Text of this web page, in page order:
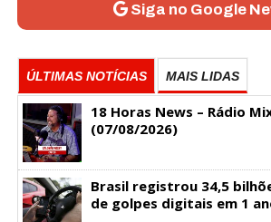
Siga no Google
ÚLTIMAS NOTÍCIAS MAIS LIDAS
18 Horas News​​​​​​​​​​​​ – Rádio
(07/08/2026)
Brasil registrou 34,5
de golpes digitais em 1